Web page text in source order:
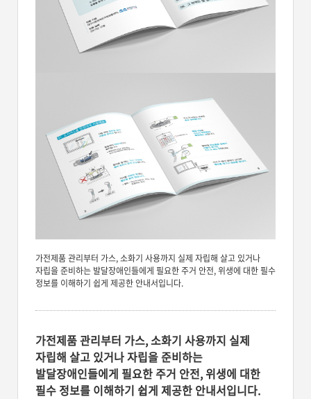
가전제품 관리부터 가스, 소화기 사용까지 실제 자립해 살고 있거나
자립을 준비하는 발달장애인들에게 필요한 주거 안전, 위생에 대한 필수
정보를 이해하기 쉽게 제공한 안내서입니다.
가전제품 관리부터 가스, 소화기 사용까지 실제
자립해 살고 있거나 자립을 준비하는
발달장애인들에게 필요한 주거 안전, 위생에 대한
필수 정보를 이해하기 쉽게 제공한 안내서입니다.